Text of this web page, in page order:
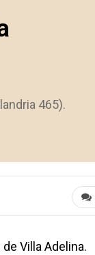
465).
Villa Adelina.